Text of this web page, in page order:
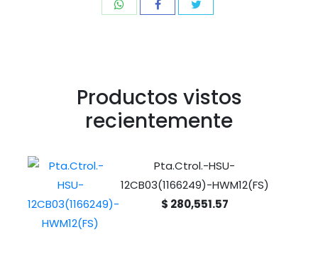
Productos vistos
recientemente
Pta.Ctrol.-HSU-
12CB03(1166249)-HWM12(FS)
$ 280,551.57